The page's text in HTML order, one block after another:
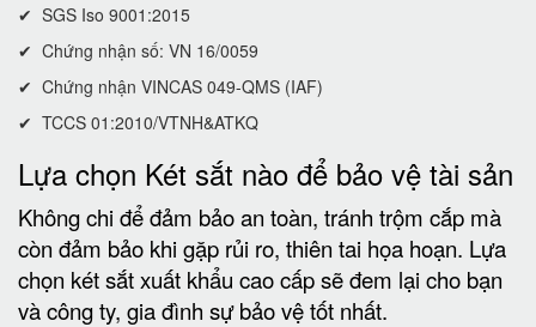
✔ SGS Iso 9001:2015
✔ Chứng nhận số: VN 16/0059
✔ Chứng nhận VINCAS 049-QMS (IAF)
✔ TCCS 01:2010/VTNH&ATKQ
Lựa chọn Két sắt nào để bảo vệ tài sản
Không chi để đảm bảo an toàn, tránh trộm cắp mà
còn đảm bảo khi gặp rủi ro, thiên tai họa hoạn. Lựa
chọn két sắt xuất khẩu cao cấp sẽ đem lại cho bạn
và công ty, gia đình sự bảo vệ tốt nhất.